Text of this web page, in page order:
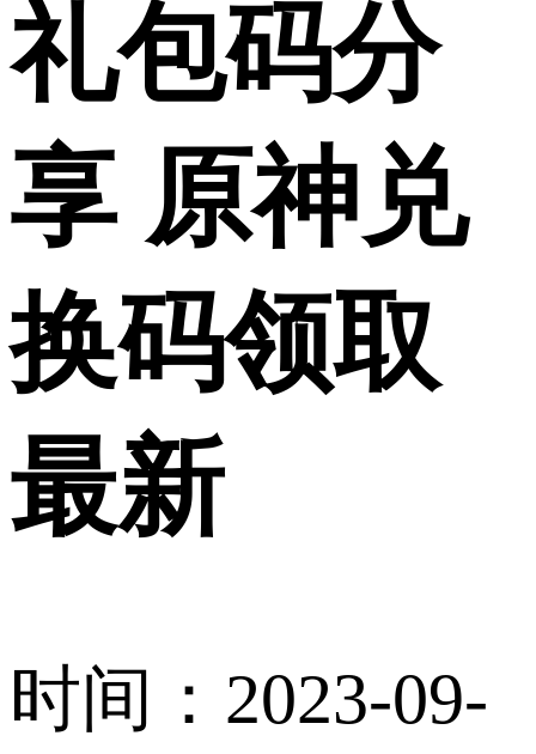
礼包码分
享 原神兑
换码领取
最新
时间：2023-09-